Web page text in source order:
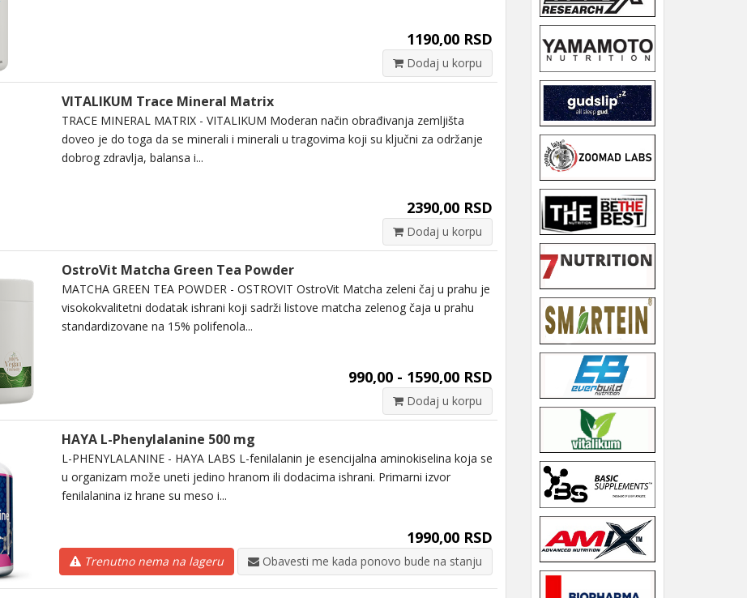
1190,00 RSD
Dodaj u korpu
VITALIKUM Trace Mineral Matrix
TRACE MINERAL MATRIX - VITALIKUM Moderan način obrađivanja zemljišta
doveo je do toga da se minerali i minerali u tragovima koji su ključni za održanje
dobrog zdravlja, balansa i...
2390,00 RSD
Dodaj u korpu
OstroVit Matcha Green Tea Powder
MATCHA GREEN TEA POWDER - OSTROVIT OstroVit Matcha zeleni čaj u prahu je
visokokvalitetni dodatak ishrani koji sadrži listove matcha zelenog čaja u prahu
standardizovane na 15% polifenola...
990,00 - 1590,00 RSD
Dodaj u korpu
HAYA L-Phenylalanine 500 mg
L-PHENYLALANINE - HAYA LABS L-fenilalanin je esencijalna aminokiselina koja se
u organizam može uneti jedino hranom ili dodacima ishrani. Primarni izvor
fenilalanina iz hrane su meso i...
1990,00 RSD
Trenutno nema na lageru Obavesti me kada ponovo bude na stanju